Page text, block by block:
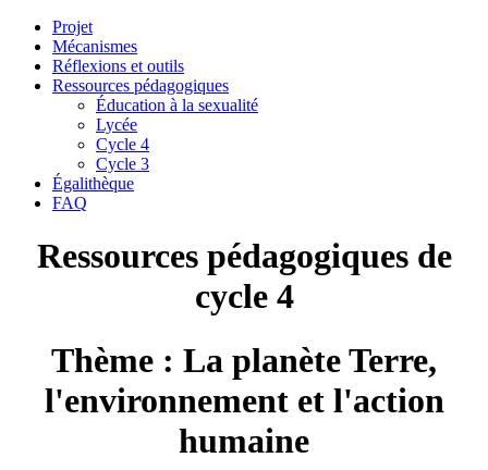
Projet
Mécanismes
Réflexions et outils
Ressources pédagogiques
Éducation à la sexualité
Lycée
Cycle 4
Cycle 3
Égalithèque
FAQ
Ressources pédagogiques de
cycle 4
Thème : La planète Terre,
l'environnement et l'action
humaine